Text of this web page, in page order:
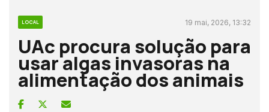
LOCAL 19 mai, 2026, 13:32
UAc procura solução para
usar algas invasoras na
alimentação dos animais